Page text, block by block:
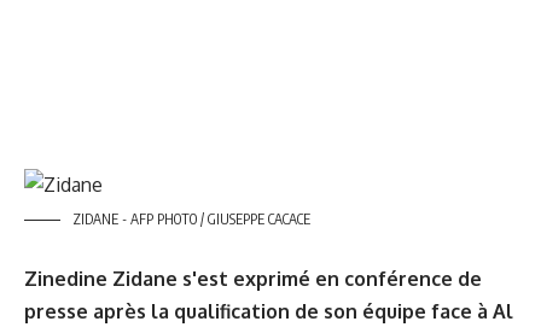
ZIDANE - AFP PHOTO / GIUSEPPE CACACE
Zinedine Zidane s'est exprimé en conférence de
presse après la qualification de son équipe face à Al